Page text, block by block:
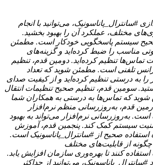
#سانترال_پاناسونیک، می‌توانید با انجام
مختلف، عملکرد آن را بهبود بخشید.
سیستم پاسخگویی خودکار است. مطمئن
مناسب را ضبط کرده‌اید و گزینه‌های
تماس‌ها تنظیم کرده‌اید. دومین قدم، تنظیم
تلفنی است. مطمئن شوید که تعداد
به درستی تنظیم کرده‌اید و از کیفیت صدای
سومین قدم، تنظیم صحیح تنظیمات انتقال
که تماس‌ها به درستی به همکاران شما
قدم، به‌روزرسانی منظم نرم‌افزار
است. به‌روزرسانی نرم‌افزار می‌تواند به بهبود
سیستم کمک کند. پنجمین قدم، آموزش
صحیح از #سانترال_پاناسونیک است.
چگونه از قابلیت‌های مختلف
استفاده کنند تا بهره‌وری سازمان افزایش یابد.
می‌توانید از حداکثر